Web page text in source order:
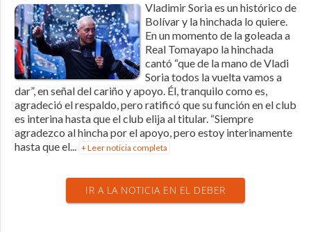
Vladimir Soria es un histórico de
Bolívar y la hinchada lo quiere.
En un momento de la goleada a
Real Tomayapo la hinchada
cantó “que de la mano de Vladi
Soria todos la vuelta vamos a
dar”, en señal del cariño y apoyo. Él, tranquilo como es,
agradeció el respaldo, pero ratificó que su función en el club
es interina hasta que el club elija al titular. “Siempre
agradezco al hincha por el apoyo, pero estoy interinamente
hasta que el... + Leer noticia completa
IR A LA NOTICIA EN EL DEBER